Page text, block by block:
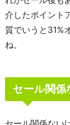
介したポイント
質でいうと31%
ね。
セール関係